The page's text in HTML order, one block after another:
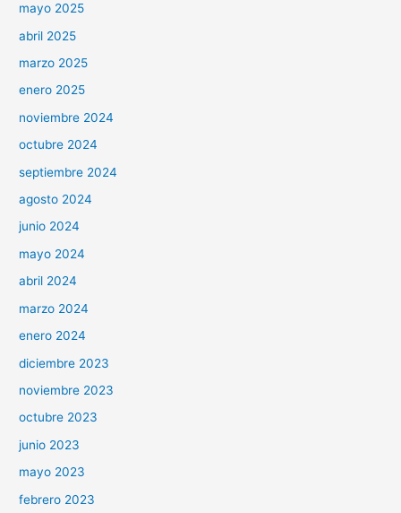
mayo 2025
abril 2025
marzo 2025
enero 2025
noviembre 2024
octubre 2024
septiembre 2024
agosto 2024
junio 2024
mayo 2024
abril 2024
marzo 2024
enero 2024
diciembre 2023
noviembre 2023
octubre 2023
junio 2023
mayo 2023
febrero 2023